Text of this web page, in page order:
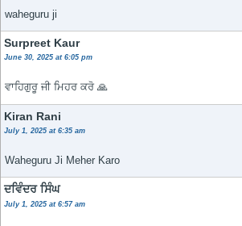
waheguru ji
Surpreet Kaur
June 30, 2025 at 6:05 pm
ਵਾਹਿਗੁਰੂ ਜੀ ਮਿਹਰ ਕਰੋ 🙏
Kiran Rani
July 1, 2025 at 6:35 am
Waheguru Ji Meher Karo
ਦਵਿੰਦਰ ਸਿੰਘ
July 1, 2025 at 6:57 am